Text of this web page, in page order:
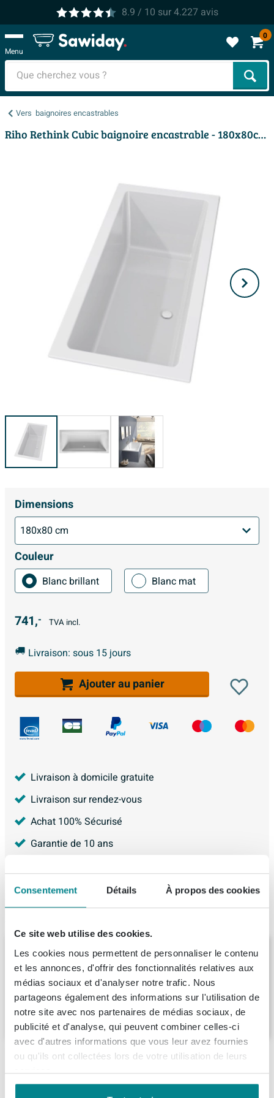
Consentement Détails À propos des cookies
Ce site web utilise des cookies.
Les cookies nous permettent de personnaliser le contenu
et les annonces, d'offrir des fonctionnalités relatives aux
médias sociaux et d'analyser notre trafic. Nous
partageons également des informations sur l'utilisation de
notre site avec nos partenaires de médias sociaux, de
publicité et d'analyse, qui peuvent combiner celles-ci
avec d'autres informations que vous leur avez fournies
ou qu'ils ont collectées lors de votre utilisation de leurs
services.
8.9 / 10 sur4.227 avis
Menu
0
Vers baignoires encastrables
Riho Rethink Cubic baignoire encastrable - 180x80cm - acrylique - blanc brillant
Dimensions
Couleur
Blanc brillant Blanc mat
741,- TVA incl.
Livraison: sous 15 jours
Ajouter au panier
Livraison à domicile gratuite
Livraison sur rendez-vous
Achat 100% Sécurisé
Garantie de 10 ans
Riho Lugo baignoire 180x80cm
rectangulaire acrylique blanc
Livraison:1 - 2 semaines
814,-
Ce que nos clients achètent avec ce produit